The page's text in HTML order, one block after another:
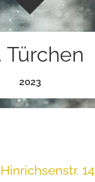
Türchen
2023
14